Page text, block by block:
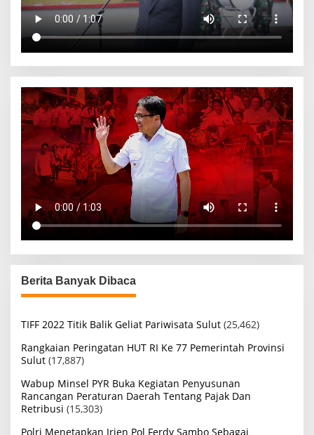
Berita Banyak Dibaca
TIFF 2022 Titik Balik Geliat Pariwisata Sulut (25,462)
Rangkaian Peringatan HUT RI Ke 77 Pemerintah Provinsi
Sulut (17,887)
Wabup Minsel PYR Buka Kegiatan Penyusunan
Rancangan Peraturan Daerah Tentang Pajak Dan
Retribusi (15,303)
Polri Menetapkan Irjen Pol Ferdy Sambo Sebagai